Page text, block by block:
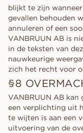
blijkt te zijn
gevallen behouden
annuleren of een
VANBRUUN AB is
in de teksten van
nauwkeurige
zich het recht voor
§8
VANBRUUN AB
een verplichting uit
te wijten is aan een
uitvoering van de